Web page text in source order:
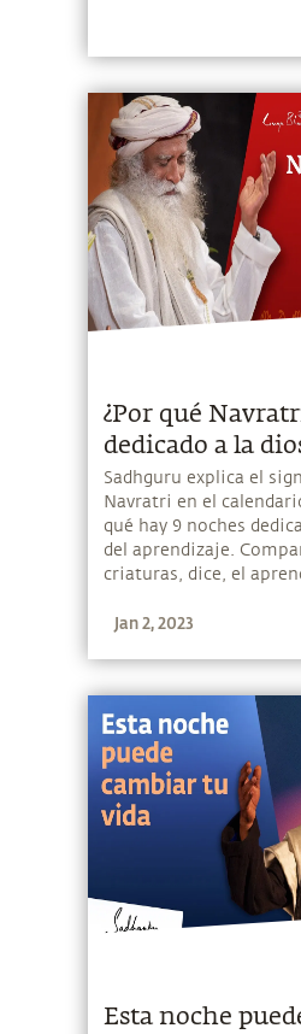
¿Por qué
dedicado a la
aprendizaje? |
Sadhguru explica el
Navratri en el
qué hay 9 noches
del aprendizaje.
criaturas, dice, el
el orgullo de ser
Jan 2, 2023
Esta noche